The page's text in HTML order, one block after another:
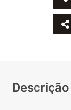
Descrição